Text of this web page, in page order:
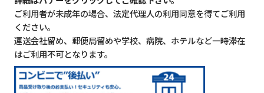
ご利用者が未成年の場合、法定代理人の利用同意を得てご利用
ください。
運送会社留め、郵便局留めや学校、病院、ホテルなど一時滞在
はご利用不可となります。